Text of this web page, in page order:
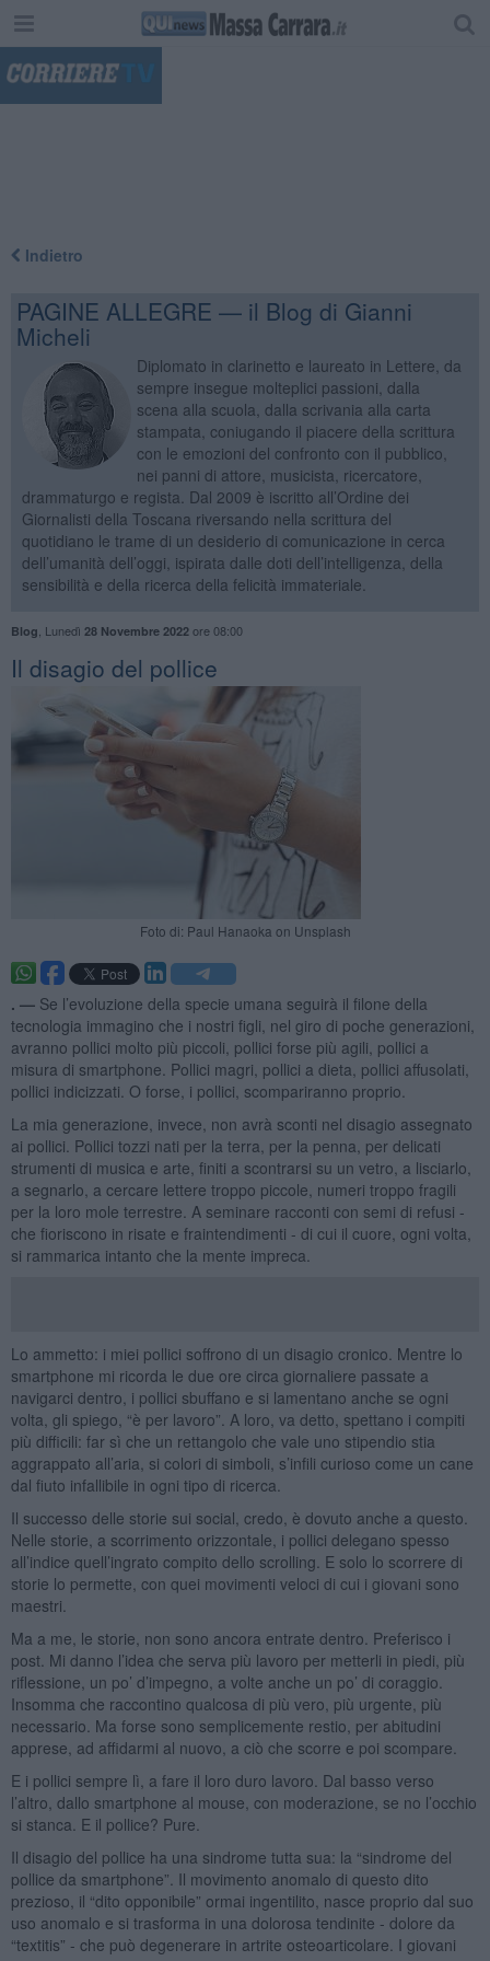
Indietro
PAGINE ALLEGRE — il Blog di Gianni
Micheli
Diplomato in clarinetto e laureato in Lettere, da
sempre insegue molteplici passioni, dalla
scena alla scuola, dalla scrivania alla carta
stampata, coniugando il piacere della scrittura
con le emozioni del confronto con il pubblico,
nei panni di attore, musicista, ricercatore,
drammaturgo e regista. Dal 2009 è iscritto all’Ordine dei
Giornalisti della Toscana riversando nella scrittura del
quotidiano le trame di un desiderio di comunicazione in cerca
dell’umanità dell’oggi, ispirata dalle doti dell’intelligenza, della
sensibilità e della ricerca della felicità immateriale.
Blog Lunedì 28 Novembre 2022ore 08:00
​Il disagio del pollice
Foto di: Paul Hanaoka on Unsplash
. — Se l’evoluzione della specie umana seguirà il filone della
tecnologia immagino che i nostri figli, nel giro di poche generazioni,
avranno pollici molto più piccoli, pollici forse più agili, pollici a
misura di smartphone. Pollici magri, pollici a dieta, pollici affusolati,
pollici indicizzati. O forse, i pollici, scompariranno proprio.
La mia generazione, invece, non avrà sconti nel disagio assegnato
ai pollici. Pollici tozzi nati per la terra, per la penna, per delicati
strumenti di musica e arte, finiti a scontrarsi su un vetro, a lisciarlo,
a segnarlo, a cercare lettere troppo piccole, numeri troppo fragili
per la loro mole terrestre. A seminare racconti con semi di refusi -
che fioriscono in risate e fraintendimenti - di cui il cuore, ogni volta,
si rammarica intanto che la mente impreca.
Lo ammetto: i miei pollici soffrono di un disagio cronico. Mentre lo
smartphone mi ricorda le due ore circa giornaliere passate a
navigarci dentro, i pollici sbuffano e si lamentano anche se ogni
volta, gli spiego, “è per lavoro”. A loro, va detto, spettano i compiti
più difficili: far sì che un rettangolo che vale uno stipendio stia
aggrappato all’aria, si colori di simboli, s’infili curioso come un cane
dal fiuto infallibile in ogni tipo di ricerca.
Il successo delle storie sui social, credo, è dovuto anche a questo.
Nelle storie, a scorrimento orizzontale, i pollici delegano spesso
all’indice quell’ingrato compito dello scrolling. E solo lo scorrere di
storie lo permette, con quei movimenti veloci di cui i giovani sono
maestri.
Ma a me, le storie, non sono ancora entrate dentro. Preferisco i
post. Mi danno l’idea che serva più lavoro per metterli in piedi, più
riflessione, un po’ d’impegno, a volte anche un po’ di coraggio.
Insomma che raccontino qualcosa di più vero, più urgente, più
necessario. Ma forse sono semplicemente restio, per abitudini
apprese, ad affidarmi al nuovo, a ciò che scorre e poi scompare.
E i pollici sempre lì, a fare il loro duro lavoro. Dal basso verso
l’altro, dallo smartphone al mouse, con moderazione, se no l’occhio
si stanca. E il pollice? Pure.
Il disagio del pollice ha una sindrome tutta sua: la “sindrome del
pollice da smartphone”. Il movimento anomalo di questo dito
prezioso, il “dito opponibile” ormai ingentilito, nasce proprio dal suo
uso anomalo e si trasforma in una dolorosa tendinite - dolore da
“textitis” - che può degenerare in artrite osteoarticolare. I giovani